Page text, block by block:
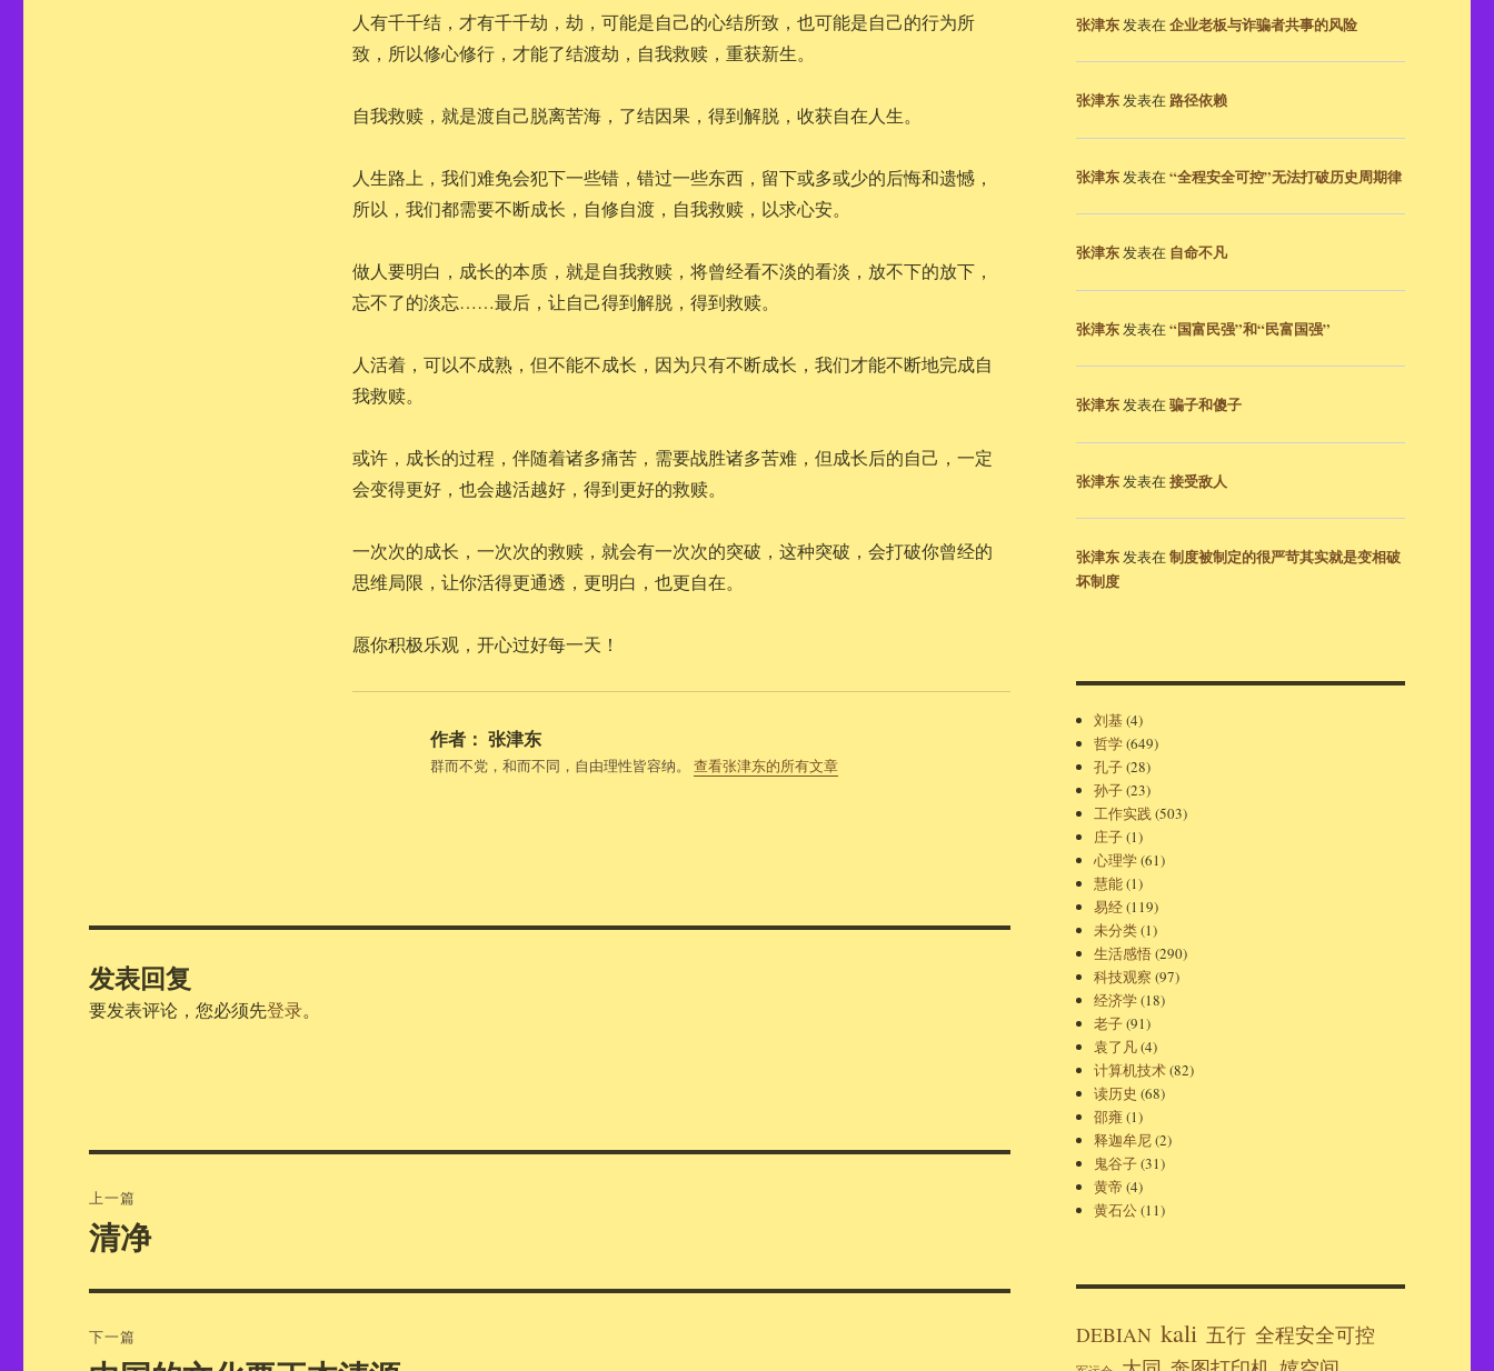
人有千千结，才有千千劫，劫，可能是自己的心结所致，也可能是自己的行为所
致，所以修心修行，才能了结渡劫，自我救赎，重获新生。
自我救赎，就是渡自己脱离苦海，了结因果，得到解脱，收获自在人生。
人生路上，我们难免会犯下一些错，错过一些东西，留下或多或少的后悔和遗憾，
所以，我们都需要不断成长，自修自渡，自我救赎，以求心安。
做人要明白，成长的本质，就是自我救赎，将曾经看不淡的看淡，放不下的放下，
忘不了的淡忘……最后，让自己得到解脱，得到救赎。
人活着，可以不成熟，但不能不成长，因为只有不断成长，我们才能不断地完成自
我救赎。
或许，成长的过程，伴随着诸多痛苦，需要战胜诸多苦难，但成长后的自己，一定
会变得更好，也会越活越好，得到更好的救赎。
一次次的成长，一次次的救赎，就会有一次次的突破，这种突破，会打破你曾经的
思维局限，让你活得更通透，更明白，也更自在。
愿你积极乐观，开心过好每一天！
作者： 张津东
群而不党，和而不同，自由理性皆容纳。 查看张津东的所有文章
发表回复
要发表评论，您必须先登录。
章
上一篇
上
篇
文
清净
下一篇
张津东发表在企业老板与诈骗者共事的风险
张津东发表在 路径依赖
张津东发表在“全程安全可控”无法打破历史周期律
张津东发表在 自命不凡
张津东发表在“国富民强”和“民富国强”
张津东发表在骗子和傻子
张津东发表在接受敌人
张津东发表在制度被制定的很严苛其实就是变相破
坏制度
刘基(4)
哲学(649)
孔子(28)
孙子(23)
工作实践(503)
庄子(1)
心理学(61)
慧能(1)
易经(119)
未分类(1)
生活感悟(290)
科技观察 (97)
经济学(18)
老子(91)
袁了凡(4)
计算机技术(82)
读历史 (68)
邵雍(1)
释迦牟尼(2)
鬼谷子(31)
黄帝 (4)
黄石公(11)
DEBIAN kali 五行 全程安全可控